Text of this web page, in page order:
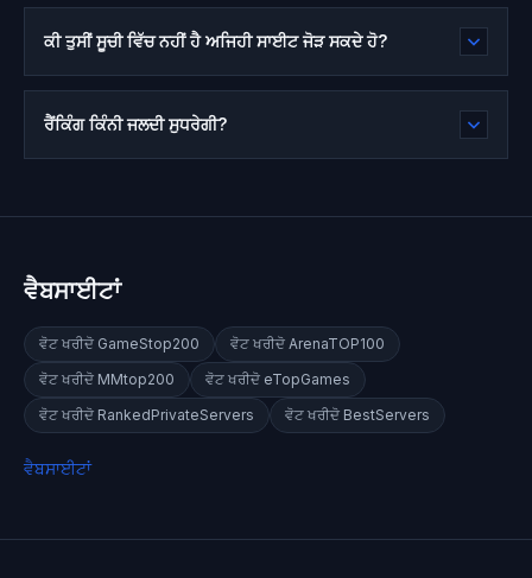
ਕੀ ਤੁਸੀਂ ਸੂਚੀ ਵਿੱਚ ਨਹੀਂ ਹੈ ਅਜਿਹੀ ਸਾਈਟ ਜੋੜ ਸਕਦੇ ਹੋ?
ਰੈਂਕਿੰਗ ਕਿੰਨੀ ਜਲਦੀ ਸੁਧਰੇਗੀ?
ਵੈਬਸਾਈਟਾਂ
ਵੋਟ ਖਰੀਦੋ GameStop200 ਵੋਟ ਖਰੀਦੋ ArenaTOP100
ਵੋਟ ਖਰੀਦੋ MMtop200 ਵੋਟ ਖਰੀਦੋ eTopGames
ਵੋਟ ਖਰੀਦੋ RankedPrivateServers ਵੋਟ ਖਰੀਦੋ BestServers
ਵੈਬਸਾਈਟਾਂ